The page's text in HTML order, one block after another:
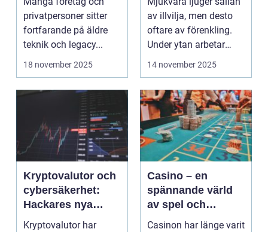
privatpersoner sitter
fortfarande på äldre
teknik och legacy...
18 november 2025
av illvilja, men desto
oftare av förenkling.
Under ytan arbetar
pro...
14 november 2025
Kryptovalutor och
cybersäkerhet:
Hackares nya
lekplats
Kryptovalutor har
Casino – en
spännande värld
av spel och
underhållning
Casinon har länge varit